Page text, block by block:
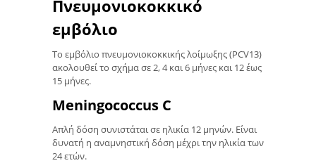
Πνευμονιοκοκκικό
εμβόλιο
Το εμβόλιο πνευμονιοκοκκικής λοίμωξης (PCV13)
ακολουθεί το σχήμα σε 2, 4 και 6 μήνες και 12 έως
15 μήνες.
Meningococcus C
Απλή δόση συνιστάται σε ηλικία 12 μηνών. Είναι
δυνατή η αναμνηστική δόση μέχρι την ηλικία των
24 ετών.